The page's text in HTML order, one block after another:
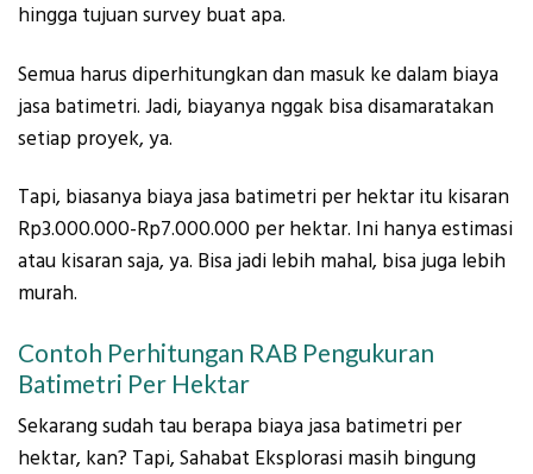
hingga tujuan survey buat apa.
Semua harus diperhitungkan dan masuk ke dalam biaya
jasa batimetri. Jadi, biayanya nggak bisa disamaratakan
setiap proyek, ya.
Tapi, biasanya biaya jasa batimetri per hektar itu kisaran
Rp3.000.000-Rp7.000.000 per hektar. Ini hanya estimasi
atau kisaran saja, ya. Bisa jadi lebih mahal, bisa juga lebih
murah.
Contoh Perhitungan RAB Pengukuran
Batimetri Per Hektar
Sekarang sudah tau berapa biaya jasa batimetri per
hektar, kan? Tapi, Sahabat Eksplorasi masih bingung